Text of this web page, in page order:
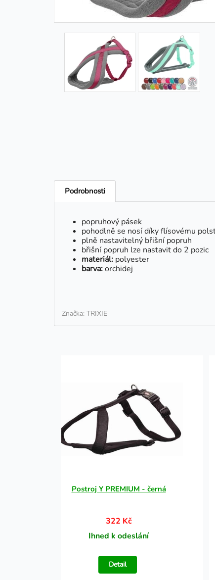
Podrobnosti
popruhový pásek
pohodlně se nosí díky flísovému
plně nastavitelný břišní popruh
břišní popruh lze nastavit do 2 pozic
materiál: polyester
barva:orchidej
Značka: TRIXIE
Postroj Y PREMIUM - černá
322 Kč
Ihned k odeslání
Detail